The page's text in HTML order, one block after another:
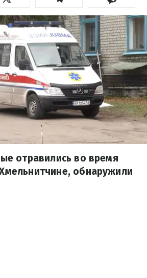
отравились во время
обнаружили